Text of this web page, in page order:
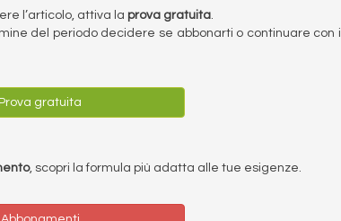
l’articolo, attiva la prova gratuita.
del periodo decidere se abbonarti o continuare con i
Prova gratuita
, scopri la formula più adatta alle tue esigenze.